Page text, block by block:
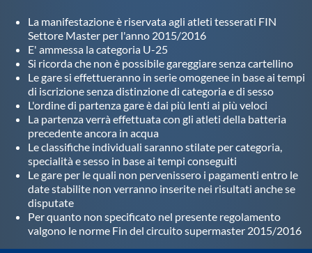
La manifestazione è riservata agli atleti tesserati FIN
Settore Master per l'anno 2015/2016
E' ammessa la categoria U-25
Si ricorda che non è possibile gareggiare senza cartellino
Le gare si effettueranno in serie omogenee in base ai tempi
di iscrizione senza distinzione di categoria e di sesso
L'ordine di partenza gare è dai più lenti ai più veloci
La partenza verrà effettuata con gli atleti della batteria
precedente ancora in acqua
Le classifiche individuali saranno stilate per categoria,
specialità e sesso in base ai tempi conseguiti
Le gare per le quali non pervenissero i pagamenti entro le
date stabilite non verranno inserite nei risultati anche se
disputate
Per quanto non specificato nel presente regolamento
valgono le norme Fin del circuito supermaster 2015/2016